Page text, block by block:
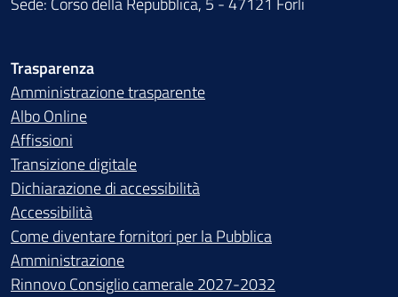
Trasparenza
Amministrazione trasparente
Albo Online
Affissioni
Transizione digitale
Dichiarazione di accessibilità
Accessibilità
Come diventare fornitori per la Pubblica
Amministrazione
Rinnovo Consiglio camerale 2027-2032